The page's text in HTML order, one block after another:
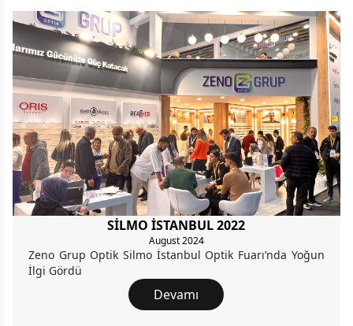
SİLMO İSTANBUL 2022
August 2024
Zeno Grup Optik Silmo İstanbul Optik Fuarı’nda Yoğun
İlgi Gördü
Devamı